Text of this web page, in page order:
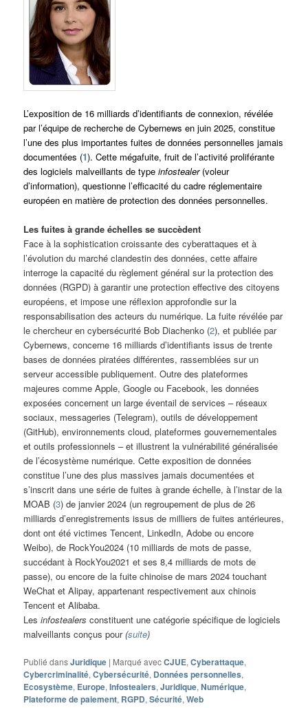
L’exposition de 16 milliards d’identifiants de connexion, révélée
par l’équipe de recherche de Cybernews en juin 2025, constitue
l’une des plus importantes fuites de données personnelles jamais
documentées (1). Cette mégafuite, fruit de l’activité proliférante
des logiciels malveillants de typeinfostealer(voleur
d’information), questionne l’efficacité du cadre réglementaire
européen en matière de protection des données personnelles.
Les fuites à grande échelles se succèdent
Face à la sophistication croissante des cyberattaques et à
l’évolution du marché clandestin des données, cette affaire
interroge la capacité du règlement général sur la protection des
données (RGPD) à garantir une protection effective des citoyens
européens, et impose une réflexion approfondie sur la
responsabilisation des acteurs du numérique. La fuite révélée par
le chercheur en cybersécurité Bob Diachenko (2), et publiée par
Cybernews, concerne 16 milliards d’identifiants issus de trente
bases de données piratées différentes, rassemblées sur un
serveur accessible publiquement. Outre des plateformes
majeures comme Apple, Google ou Facebook, les données
exposées concernent un large éventail de services – réseaux
sociaux, messageries (Telegram), outils de développement
(GitHub), environnements cloud, plateformes gouvernementales
et outils professionnels – et illustrent la vulnérabilité généralisée
de l’écosystème numérique. Cette exposition de données
constitue l’une des plus massives jamais documentées et
s’inscrit dans une série de fuites à grande échelle, à l’instar de la
MOAB (3) de janvier 2024 (un regroupement de plus de 26
milliards d’enregistrements issus de milliers de fuites antérieures,
dont ont été victimes Tencent, LinkedIn, Adobe ou encore
Weibo), de RockYou2024 (10 milliards de mots de passe,
succédant à RockYou2021 et ses 8,4 milliards de mots de
passe), ou encore de la fuite chinoise de mars 2024 touchant
WeChat et Alipay, appartenant respectivement aux chinois
Tencent et Alibaba.
Lesinfostealers constituent une catégorie spécifique de logiciels
malveillants conçus pour(suite)
Publié dansJuridique | Marqué avecCJUE,Cyberattaque,
Cybercriminalité,Cybersécurité, Données personnelles,
Ecosystème, Europe,Infostealers,Juridique,Numérique,
Plateforme de paiement, RGPD,Sécurité,Web